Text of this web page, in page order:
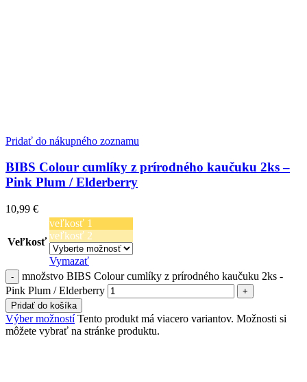
Pridať do nákupného zoznamu
BIBS Colour cumlíky z prírodného kaučuku 2ks –
Pink Plum / Elderberry
10,99 €
Veľkosť
veľkosť 1
veľkosť 2
Vymazať
množstvo BIBS Colour cumlíky z prírodného kaučuku 2ks -
Pink Plum / Elderberry
Pridať do košíka
Výber možností Tento produkt má viacero variantov. Možnosti si
môžete vybrať na stránke produktu.